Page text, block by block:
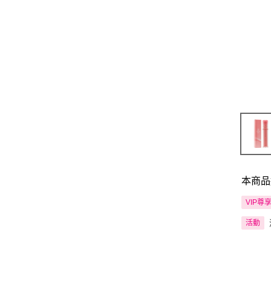
本商
VIP尊享
活動